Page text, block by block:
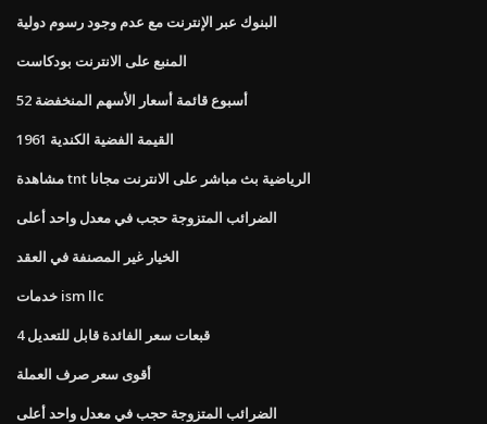
البنوك عبر الإنترنت مع عدم وجود رسوم دولية
المنبع على الانترنت بودكاست
52 أسبوع قائمة أسعار الأسهم المنخفضة
1961 القيمة الفضية الكندية
مشاهدة tnt الرياضية بث مباشر على الانترنت مجانا
الضرائب المتزوجة حجب في معدل واحد أعلى
الخيار غير المصنفة في العقد
خدمات ism llc
4 قبعات سعر الفائدة قابل للتعديل
أقوى سعر صرف العملة
الضرائب المتزوجة حجب في معدل واحد أعلى